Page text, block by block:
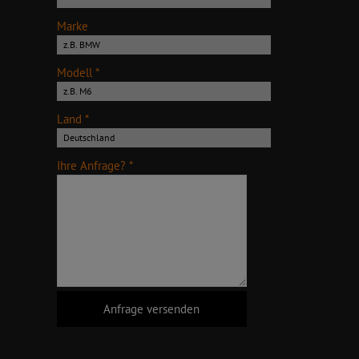
Marke
Modell *
Land *
Ihre Anfrage? *